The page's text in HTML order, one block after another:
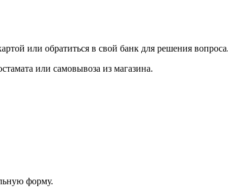
или обратиться в свой банк для решения вопроса.
или самовывоза из магазина.
форму.